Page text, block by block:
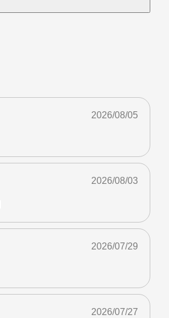
2026/08/05
2026/08/03
2026/07/29
2026/07/27